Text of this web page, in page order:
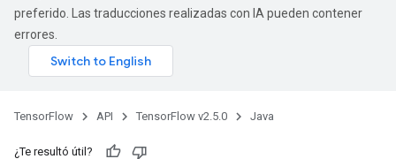
preferido. Las traducciones realizadas con IA pueden contener
errores.
TensorFlow API TensorFlow v2.5.0 Java
¿Te resultó útil?